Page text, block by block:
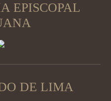
EPISCOPAL
DE LIMA